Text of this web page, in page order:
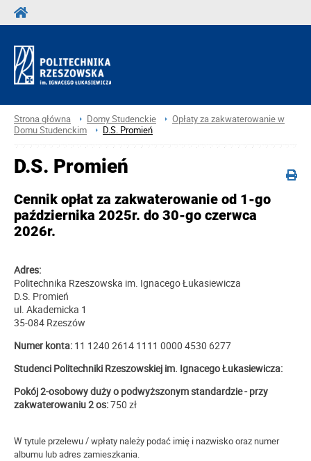
Strona główna Domy Studenckie
Opłaty za zakwaterowanie w
Domu Studenckim
D.S. Promień
D.S. Promień
Cennik opłat za zakwaterowanie od 1-go
października 2025r. do 30-go czerwca
2026r.
Adres:
Politechnika Rzeszowska im. Ignacego Łukasiewicza
D.S. Promień
ul. Akademicka 1
35-084 Rzeszów
Numer konta: 11 1240 2614 1111 0000 4530 6277
Studenci Politechniki Rzeszowskiej im. Ignacego Łukasiewicza:
Pokój 2-osobowy duży o podwyższonym standardzie - przy
zakwaterowaniu 2 os:750 zł
W tytule przelewu / wpłaty należy podać imię i nazwisko oraz numer
albumu lub adres zamieszkania.